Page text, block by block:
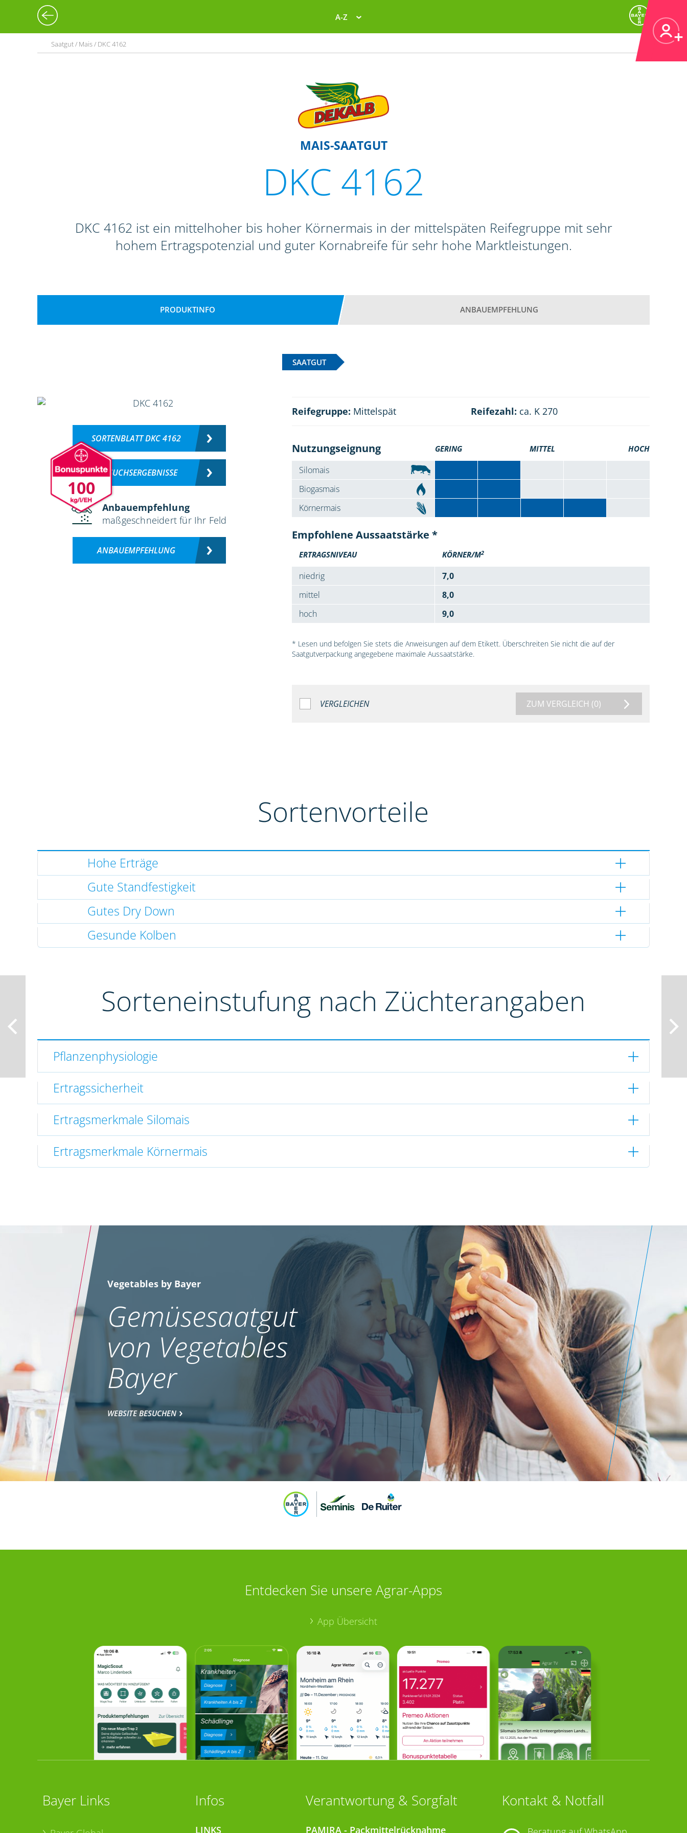
A-Z
Saatgut / Mais / DKC 4162
MAIS-SAATGUT
DKC 4162
DKC 4162 ist ein mittelhoher bis hoher Körnermais in der mittelspäten Reifegruppe mit sehr
hohem Ertragspotenzial und guter Kornabreife für sehr hohe Marktleistungen.
PRODUKTINFO ANBAUEMPFEHLUNG
SAATGUT
100
SORTENBLATT DKC 4162
VERSUCHSERGEBNISSE
Anbauempfehlung
maßgeschneidert für Ihr Feld
ANBAUEMPFEHLUNG
Reifegruppe: Mittelspät Reifezahl: ca. K 270
Nutzungseignung GERING MITTEL HOCH
Silomais
Biogasmais
Körnermais
Empfohlene Aussaatstärke *
ERTRAGSNIVEAU KÖRNER/M2
niedrig
7,0
mittel
8,0
hoch
9,0
* Lesen und befolgen Sie stets die Anweisungen auf dem Etikett. Überschreiten Sie nicht die auf der
Saatgutverpackung angegebene maximale Aussaatstärke.
VERGLEICHEN ZUM VERGLEICH (0)
Sortenvorteile
Hohe Erträge
Gute Standfestigkeit
Gutes Dry Down
Gesunde Kolben
Sorteneinstufung nach Züchterangaben
Pflanzenphysiologie
Ertragssicherheit
Ertragsmerkmale Silomais
Ertragsmerkmale Körnermais
Vegetables by Bayer
Gemüsesaatgut
von Vegetables
Bayer
WEBSITE BESUCHEN
Entdecken Sie unsere Agrar-Apps
App Übersicht
Bayer Links Infos
LINKS
Verantwortung & Sorgfalt
PAMIRA - Packmittelrücknahme
Kontakt & Notfall